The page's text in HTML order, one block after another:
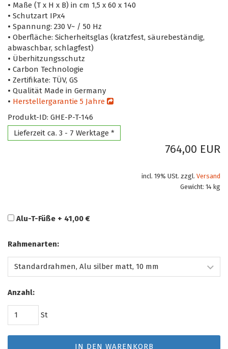
• Maße (T x H x B) in cm 1,5 x 60 x 140
• Schutzart IPx4
• Spannung: 230 V~ / 50 Hz
• Oberfläche: Sicherheitsglas (kratzfest, säurebeständig,
abwaschbar, schlagfest)
• Überhitzungsschutz
• Carbon Technologie
• Zertifikate: TÜV, GS
• Qualität Made in Germany
• Herstellergarantie 5 Jahre
Produkt-ID: GHE-P-T-146
Lieferzeit ca. 3 - 7 Werktage *
764,00 EUR
incl. 19% USt. zzgl. Versand
Gewicht: 14 kg
Alu-T-Füße + 41,00 €
Rahmenarten:
Anzahl:
St
IN DEN WARENKORB